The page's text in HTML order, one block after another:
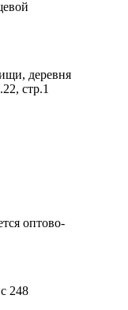
деревня
стр.1
оптово-
248